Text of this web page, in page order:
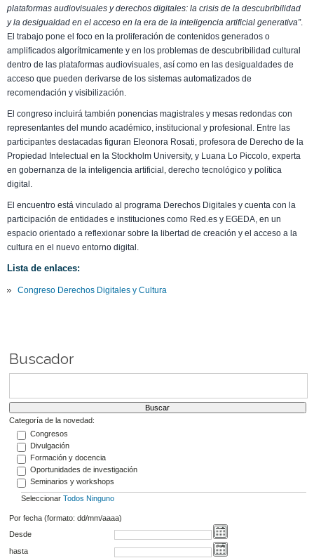
plataformas audiovisuales y derechos digitales: la crisis de la descubribilidad
y la desigualdad en el acceso en la era de la inteligencia artificial generativa”.
El trabajo pone el foco en la proliferación de contenidos generados o
amplificados algorítmicamente y en los problemas de descubribilidad cultural
dentro de las plataformas audiovisuales, así como en las desigualdades de
acceso que pueden derivarse de los sistemas automatizados de
recomendación y visibilización.
El congreso incluirá también ponencias magistrales y mesas redondas con
representantes del mundo académico, institucional y profesional. Entre las
participantes destacadas figuran Eleonora Rosati, profesora de Derecho de la
Propiedad Intelectual en la Stockholm University, y Luana Lo Piccolo, experta
en gobernanza de la inteligencia artificial, derecho tecnológico y política
digital.
El encuentro está vinculado al programa Derechos Digitales y cuenta con la
participación de entidades e instituciones como Red.es y EGEDA, en un
espacio orientado a reflexionar sobre la libertad de creación y el acceso a la
cultura en el nuevo entorno digital.
Lista de enlaces:
Congreso Derechos Digitales y Cultura
Buscador
Categoría de la novedad:
Congresos
Divulgación
Formación y docencia
Oportunidades de investigación
Seminarios y workshops
Seleccionar Todos Ninguno
Por fecha (formato: dd/mm/aaaa)
Desde
hasta